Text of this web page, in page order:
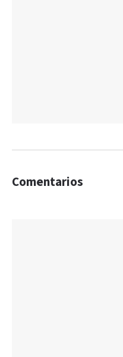
Comentarios